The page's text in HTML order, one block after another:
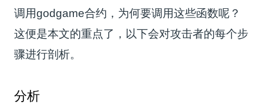
调用godgame合约，为何要调用这些函数呢？
这便是本文的重点了，以下会对攻击者的每个步
骤进行剖析。
分析